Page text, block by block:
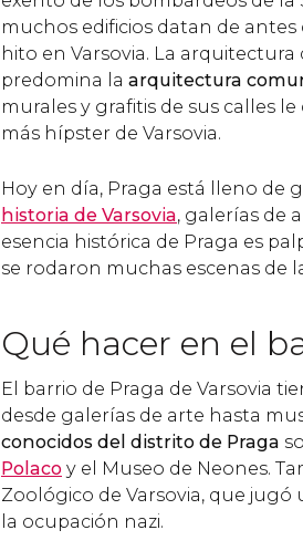
muchos edificios datan de antes
hito en Varsovia. La arquitectura
predomina la arquitectura
murales y grafitis de sus calles
más hípster de Varsovia.
Hoy en día, Praga está lleno de
historia de Varsovia, galerías de
esencia histórica de Praga es
se rodaron muchas escenas de
Qué hacer en el
El barrio de Praga de Varsovia
desde galerías de arte hasta
conocidos del distrito de Praga
Polaco y el Museo de Neones.
Zoológico de Varsovia, que
la ocupación nazi.